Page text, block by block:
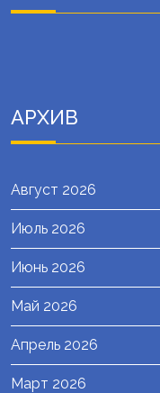
АРХИВ
Август 2026
Июль 2026
Июнь 2026
Май 2026
Апрель 2026
Март 2026